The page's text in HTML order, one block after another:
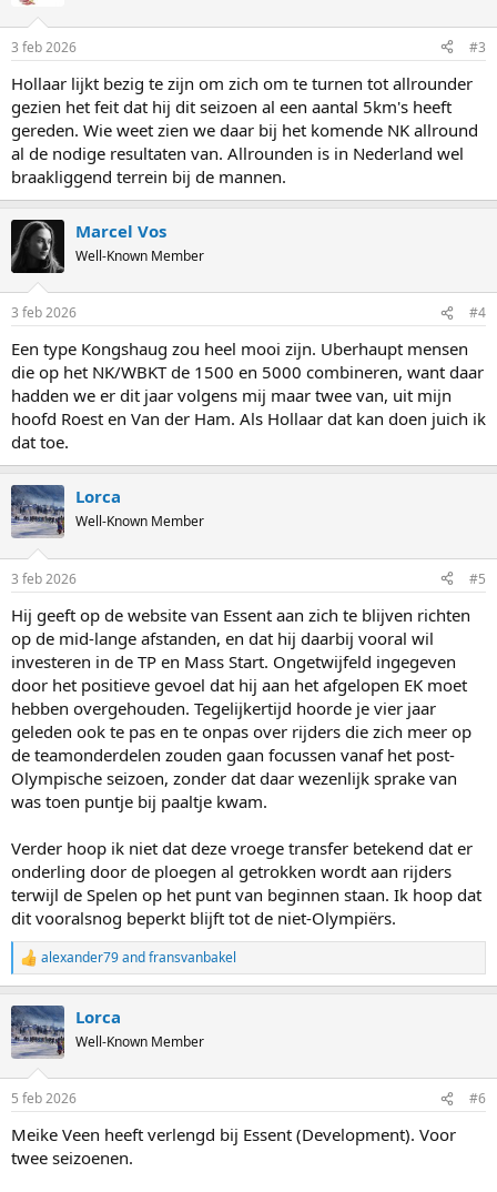
3 feb 2026 #3
Hollaar lijkt bezig te zijn om zich om te turnen tot allrounder
gezien het feit dat hij dit seizoen al een aantal 5km's heeft
gereden. Wie weet zien we daar bij het komende NK allround
al de nodige resultaten van. Allrounden is in Nederland wel
braakliggend terrein bij de mannen.
Marcel Vos
Well-Known Member
3 feb 2026 #4
Een type Kongshaug zou heel mooi zijn. Uberhaupt mensen
die op het NK/WBKT de 1500 en 5000 combineren, want daar
hadden we er dit jaar volgens mij maar twee van, uit mijn
hoofd Roest en Van der Ham. Als Hollaar dat kan doen juich ik
dat toe.
Lorca
Well-Known Member
3 feb 2026 #5
Hij geeft op de website van Essent aan zich te blijven richten
op de mid-lange afstanden, en dat hij daarbij vooral wil
investeren in de TP en Mass Start. Ongetwijfeld ingegeven
door het positieve gevoel dat hij aan het afgelopen EK moet
hebben overgehouden. Tegelijkertijd hoorde je vier jaar
geleden ook te pas en te onpas over rijders die zich meer op
de teamonderdelen zouden gaan focussen vanaf het post-
Olympische seizoen, zonder dat daar wezenlijk sprake van
was toen puntje bij paaltje kwam.
Verder hoop ik niet dat deze vroege transfer betekend dat er
onderling door de ploegen al getrokken wordt aan rijders
terwijl de Spelen op het punt van beginnen staan. Ik hoop dat
dit vooralsnog beperkt blijft tot de niet-Olympiërs.
R
e
c
t
i
n
s
alexander79andfransvanbakel
Lorca
Well-Known Member
5 feb 2026 #6
Meike Veen heeft verlengd bij Essent (Development). Voor
twee seizoenen.